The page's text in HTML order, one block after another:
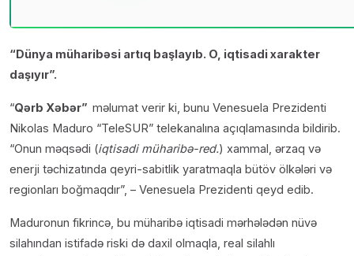
“Dünya müharibəsi artıq başlayıb. O, iqtisadi xarakter
daşıyır”.
“Qərb Xəbər” məlumat verir ki, bunu Venesuela Prezidenti
Nikolas Maduro “TeleSUR” telekanalına açıqlamasında bildirib.
“Onun məqsədi (iqtisadi müharibə-red.) xammal, ərzaq və
enerji təchizatında qeyri-sabitlik yaratmaqla bütöv ölkələri və
regionları boğmaqdır”, – Venesuela Prezidenti qeyd edib.
Maduronun fikrincə, bu müharibə iqtisadi mərhələdən nüvə
silahından istifadə riski də daxil olmaqla, real silahlı